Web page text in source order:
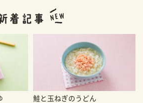
鮭と玉ねぎのうどん